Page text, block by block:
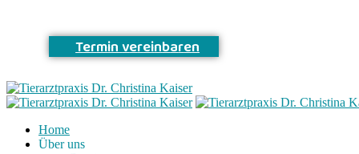
Terminvereinbaren
Home
Über uns